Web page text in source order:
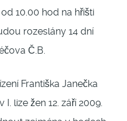
10.00 hod na hřišti
rozeslány 14 dní
Č.B.
Františka Janečka
lize žen 12. září 2009.